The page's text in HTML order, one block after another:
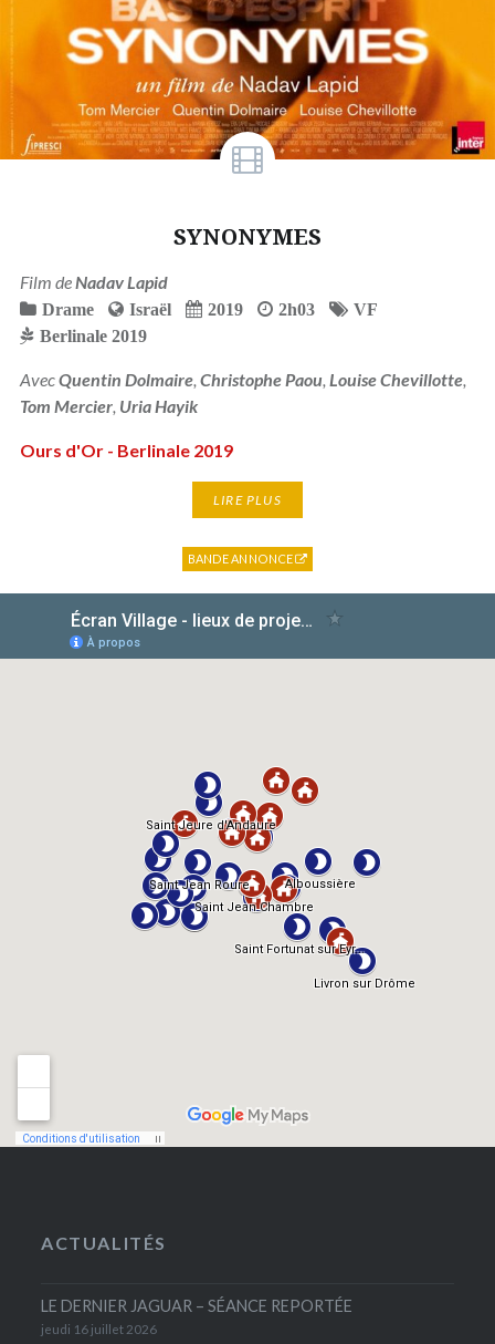
SYNONYMES
Film deNadav Lapid
Drame Israël 2019 2h03
VF
Berlinale 2019
AvecQuentin Dolmaire, Christophe Paou, Louise Chevillotte,
Tom Mercier, Uria Hayik
Ours d'Or - Berlinale 2019
LIRE PLUS
BANDE ANNONCE
ACTUALITÉS
LE DERNIER JAGUAR – SÉANCE REPORTÉE
jeudi 16 juillet 2026